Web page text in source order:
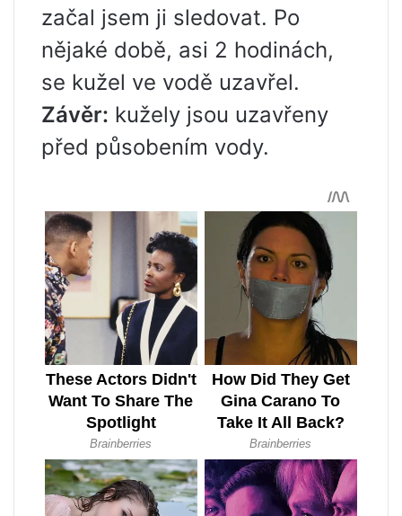
začal jsem ji sledovat. Po
nějaké době, asi 2 hodinách,
se kužel ve vodě uzavřel.
Závěr: kužely jsou uzavřeny
před působením vody.